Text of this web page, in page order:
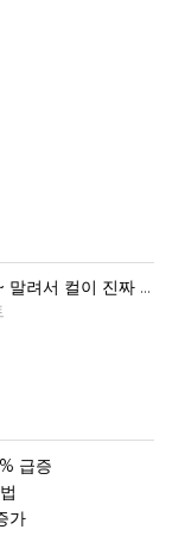
펌제랑 롯드가 예술이네요~ 끝까지 싹~ 말려서 컬이 진짜 예뻐요.
급증
가